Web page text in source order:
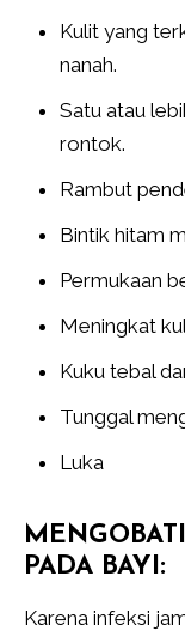
Kulit yang
nanah.
Satu atau
rontok.
Rambut
Bintik hitam
Permukaan
Meningkat
Kuku tebal
Tunggal
Luka
PADA BAYI:
Karena infeksi